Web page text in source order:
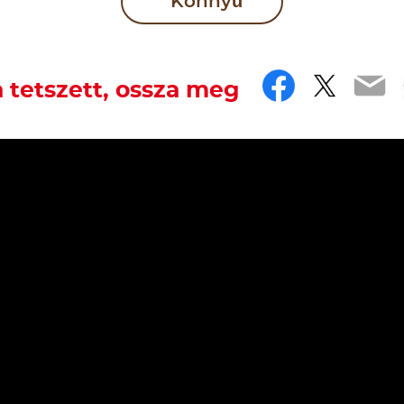
tetszett, ossza meg